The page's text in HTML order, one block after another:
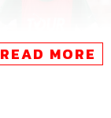
READ MORE